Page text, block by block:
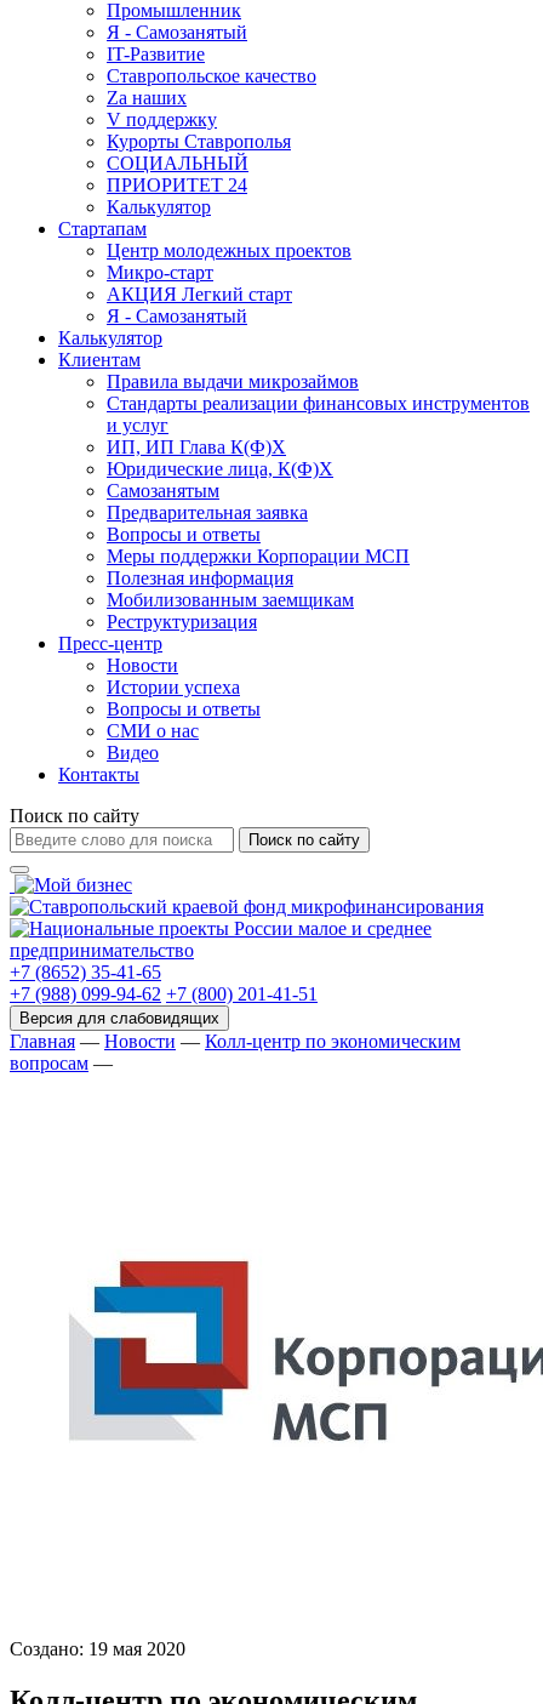
Промышленник
Я - Самозанятый
IT-Развитие
Ставропольское качество
Za наших
V поддержку
Курорты Ставрополья
СОЦИАЛЬНЫЙ
ПРИОРИТЕТ 24
Калькулятор
Стартапам
Центр молодежных проектов
Микро-старт
АКЦИЯ Легкий старт
Я - Самозанятый
Калькулятор
Клиентам
Правила выдачи микрозаймов
Стандарты реализации финансовых инструментов
и услуг
ИП, ИП Глава К(Ф)Х
Юридические лица, К(Ф)Х
Самозанятым
Предварительная заявка
Вопросы и ответы
Меры поддержки Корпорации МСП
Полезная информация
Мобилизованным заемщикам
Реструктуризация
Пресс-центр
Новости
Истории успеха
Вопросы и ответы
СМИ о нас
Видео
Контакты
Поиск по сайту
Поиск по сайту
+7 (8652) 35-41-65
+7 (988) 099-94-62 +7 (800) 201-41-51
Главная — Новости — Колл-центр по экономическим
вопросам —
Создано: 19 мая 2020